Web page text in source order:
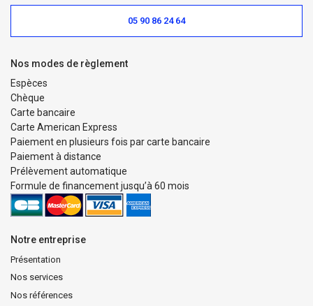
Notre entreprise
Présentation
Nos services
Nos références
05 90 86 24 64
Nos modes de règlement
Espèces
Chèque
Carte bancaire
Carte American Express
Paiement en plusieurs fois par carte bancaire
Paiement à distance
Prélèvement automatique
Formule de financement jusqu’à 60 mois